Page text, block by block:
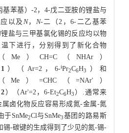
基苯基）-2，4-戊二亚胺的锂盐与
以及 N， N-二（2，6-二乙基苯
盐与三甲基氯化锡的反应均以物
下进行，分别得到了新化合物
）CH=C（NHAr）
1）（Ar=2，6-iPr2C6H3
）和
）=CHC（=NAr'）
2 ）（Ar'=2，6-Et2C6H3 ）.通常来
卤化物反应容易形成氮-金属-氮
于SnMe2Cl与SnMe3基团的路易斯
锡-碳键的生成得到了少见的氮-锡-